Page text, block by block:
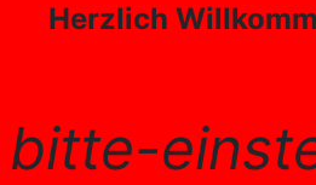
Herzlich
bitte-